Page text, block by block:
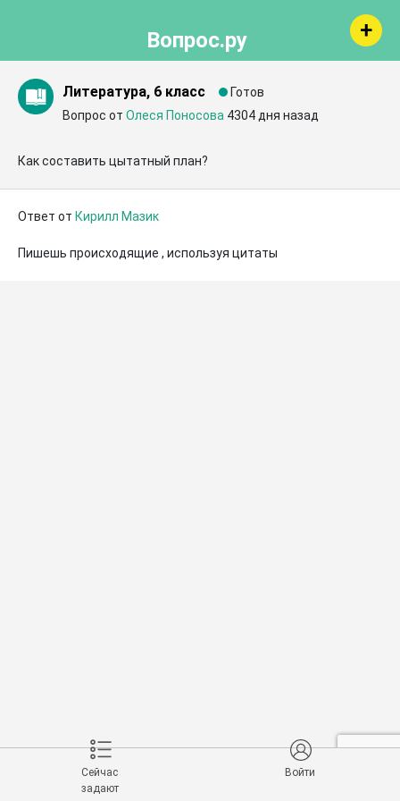
Вопрос.ру
Литература, 6 класс
Готов
Вопрос от Олеся Поносова 4304 дня назад
Как составить цытатный план?
Ответ от Кирилл Мазик
Пишешь происходящие , используя цитаты
Сейчас
задают
Войти